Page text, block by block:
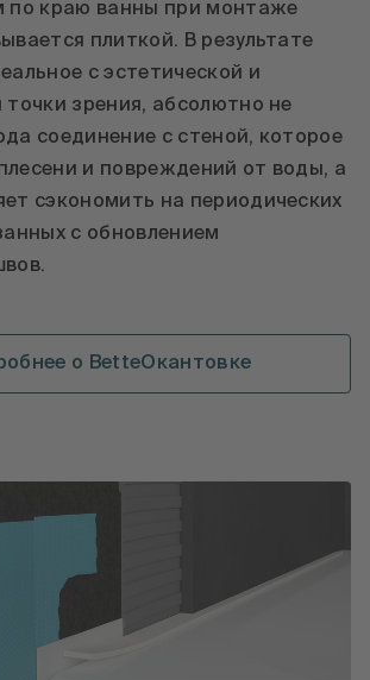
по краю ванны при монтаже
плиткой. В результате
с эстетической и
точки зрения, абсолютно не
соединение с стеной, которое
и повреждений от воды, а
сэкономить на периодических
с обновлением
о BetteОкантовке